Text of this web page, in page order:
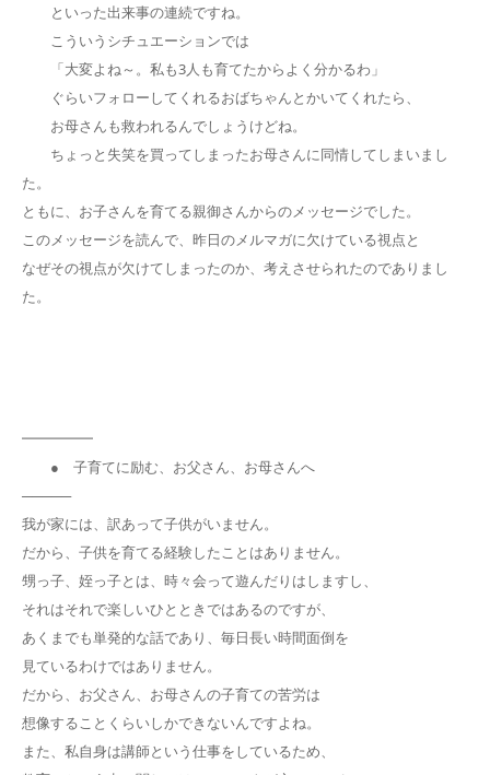
といった出来事の連続ですね。
こういうシチュエーションでは
「大変よね～。私も3人も育てたからよく分かるわ」
ぐらいフォローしてくれるおばちゃんとかいてくれたら、
お母さんも救われるんでしょうけどね。
ちょっと失笑を買ってしまったお母さんに同情してしまいまし
た。
ともに、お子さんを育てる親御さんからのメッセージでした。
このメッセージを読んで、昨日のメルマガに欠けている視点と
なぜその視点が欠けてしまったのか、考えさせられたのでありまし
た。
━━━━━
● 子育てに励む、お父さん、お母さんへ
─────
我が家には、訳あって子供がいません。
だから、子供を育てる経験したことはありません。
甥っ子、姪っ子とは、時々会って遊んだりはしますし、
それはそれで楽しいひとときではあるのですが、
あくまでも単発的な話であり、毎日長い時間面倒を
見ているわけではありません。
だから、お父さん、お母さんの子育ての苦労は
想像することくらいしかできないんですよね。
また、私自身は講師という仕事をしているため、